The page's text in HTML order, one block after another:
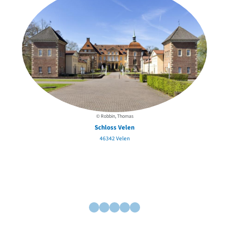
© Robbin, Thomas
Schloss Velen
46342 Velen